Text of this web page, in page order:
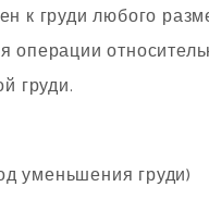
к груди любого
груди.